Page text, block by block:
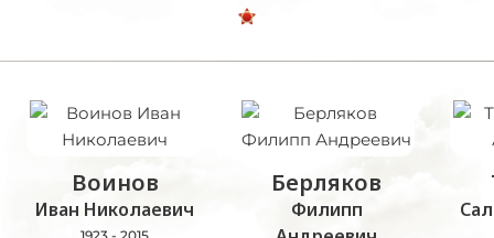
Воинов
Иван Николаевич
Берляков
Филипп